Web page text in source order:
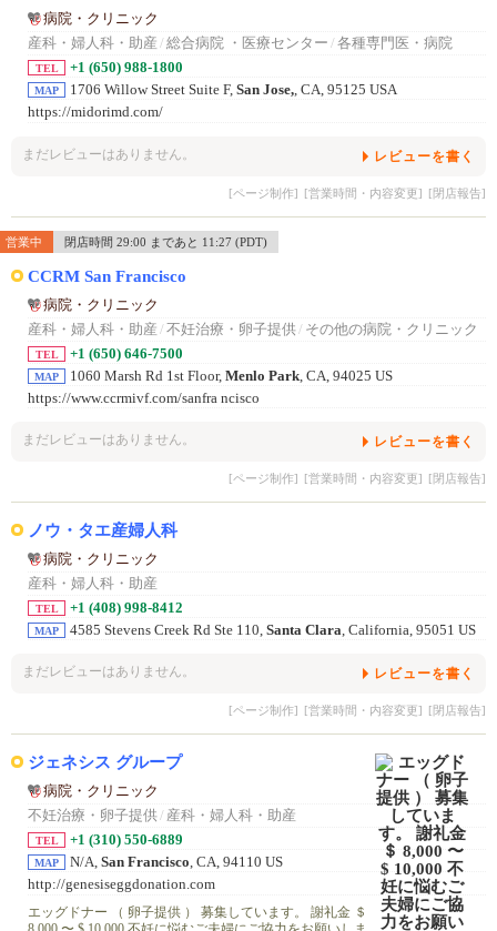
病院・クリニック
産科・婦人科・助産 / 総合病院 ・医療センター / 各種専門医・病院
TEL +1 (650) 988-1800
MAP 1706 Willow Street Suite F, San Jose,, CA, 95125 USA
https://midorimd.com/
まだレビューはありません。 レビューを書く
[ページ制作] [営業時間・内容変更] [閉店報告]
営業中 閉店時間 29:00 まであと 11:27 (PDT)
CCRM San Francisco
病院・クリニック
産科・婦人科・助産 / 不妊治療・卵子提供/ その他の病院・クリニック
TEL +1 (650) 646-7500
MAP 1060 Marsh Rd 1st Floor, Menlo Park , CA, 94025 US
https://www.ccrmivf.com/sanfra ncisco
まだレビューはありません。 レビューを書く
[ページ制作] [営業時間・内容変更] [閉店報告]
ノウ・タエ産婦人科
病院・クリニック
産科・婦人科・助産
TEL +1 (408) 998-8412
MAP 4585 Stevens Creek Rd Ste 110, Santa Clara, California, 95051 US
まだレビューはありません。 レビューを書く
[ページ制作] [営業時間・内容変更] [閉店報告]
ジェネシス グループ
病院・クリニック
不妊治療・卵子提供/ 産科・婦人科・助産
TEL +1 (310) 550-6889
MAP N/A, San Francisco, CA, 94110 US
http://genesiseggdonation.com
エッグドナー （ 卵子提供 ） 募集しています。 謝礼金 ＄